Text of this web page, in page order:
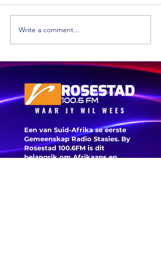
’n Veewagter
vind ‘n
pasgebore baba
verlate in die
Write a comment...
Een van Suid-Afrika se eerste
Gemeenskap Radio Stasies. By
Rosestad 100.6FM is dit
belangrik om Afrikaans en